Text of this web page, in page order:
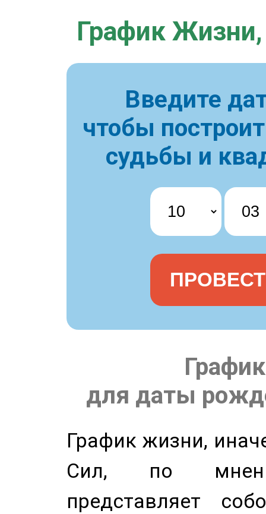
График Жизни,
Введите
чтобы
судьбы и
для даты
График жизни,
Сил, по
представляет